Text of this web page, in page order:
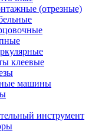
(отрезные)
клеевые
машины
инструмент